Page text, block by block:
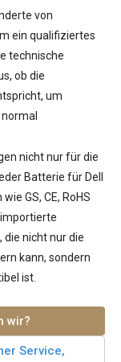
von
ein qualifiziertes
technische
ob die
um
nicht nur für die
Batterie für Dell
GS, CE, RoHS
die nicht nur die
kann, sondern
ist.
wir?
Service,